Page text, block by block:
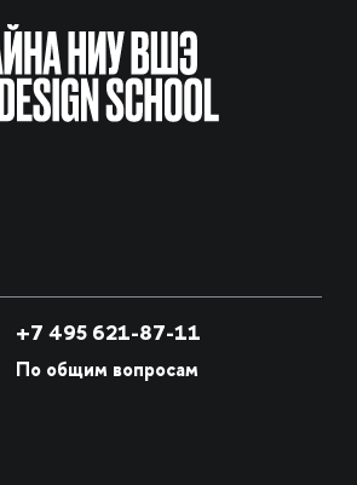
+7 495 621-87-11
По общим вопросам